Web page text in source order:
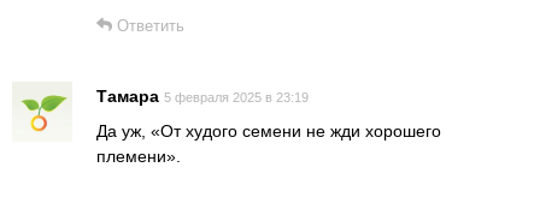
Ответить
Тамара 5 февраля 2025 в 23:19
Да уж, «От худого семени не жди хорошего
племени».